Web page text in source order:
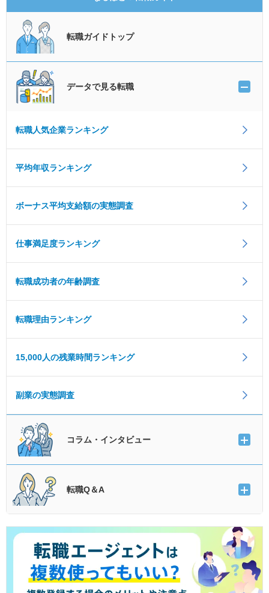
転職ガイドトップ
データで見る転職
転職人気企業ランキング
平均年収ランキング
ボーナス平均支給額の実態調査
仕事満足度ランキング
転職成功者の年齢調査
転職理由ランキング
15,000人の残業時間ランキング
副業の実態調査
コラム・インタビュー
転職Q＆A